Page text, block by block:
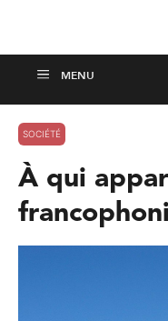
SOCIÉTÉ
À qui